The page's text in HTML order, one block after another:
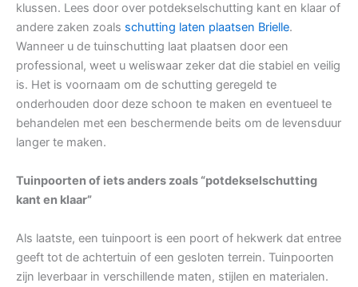
klussen. Lees door over potdekselschutting kant en klaar of
andere zaken zoals schutting laten plaatsen Brielle.
Wanneer u de tuinschutting laat plaatsen door een
professional, weet u weliswaar zeker dat die stabiel en veilig
is. Het is voornaam om de schutting geregeld te
onderhouden door deze schoon te maken en eventueel te
behandelen met een beschermende beits om de levensduur
langer te maken.
Tuinpoorten of iets anders zoals “potdekselschutting
kant en klaar”
Als laatste, een tuinpoort is een poort of hekwerk dat entree
geeft tot de achtertuin of een gesloten terrein. Tuinpoorten
zijn leverbaar in verschillende maten, stijlen en materialen.